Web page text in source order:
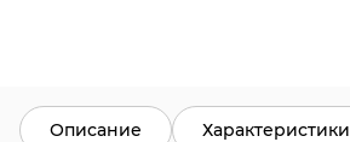
Описание Характеристики